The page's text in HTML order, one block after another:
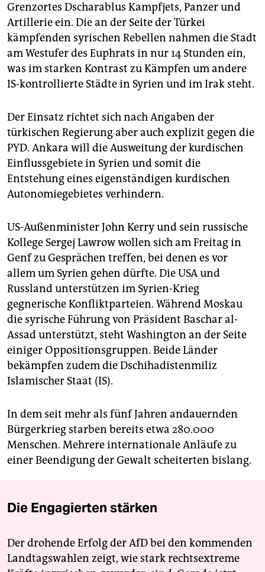
Grenzortes Dscharablus Kampfjets, Panzer und
Artillerie ein. Die an der Seite der Türkei
kämpfenden syrischen Rebellen nahmen die Stadt
am Westufer des Euphrats in nur 14 Stunden ein,
was im starken Kontrast zu Kämpfen um andere
IS-kontrollierte Städte in Syrien und im Irak steht.
Der Einsatz richtet sich nach Angaben der
türkischen Regierung aber auch explizit gegen die
PYD. Ankara will die Ausweitung der kurdischen
Einflussgebiete in Syrien und somit die
Entstehung eines eigenständigen kurdischen
Autonomiegebietes verhindern.
US-Außenminister John Kerry und sein russische
Kollege Sergej Lawrow wollen sich am Freitag in
Genf zu Gesprächen treffen, bei denen es vor
allem um Syrien gehen dürfte. Die USA und
Russland unterstützen im Syrien-Krieg
gegnerische Konfliktparteien. Während Moskau
die syrische Führung von Präsident Baschar al-
Assad unterstützt, steht Washington an der Seite
einiger Oppositionsgruppen. Beide Länder
bekämpfen zudem die Dschihadistenmiliz
Islamischer Staat (IS).
In dem seit mehr als fünf Jahren andauernden
Bürgerkrieg starben bereits etwa 280.000
Menschen. Mehrere internationale Anläufe zu
einer Beendigung der Gewalt scheiterten bislang.
Die Engagierten stärken
Der drohende Erfolg der AfD bei den kommenden
Landtagswahlen zeigt, wie stark rechtsextreme